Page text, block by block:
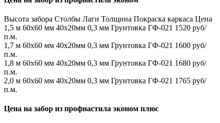
Высота забора Столбы Лаги Толщина Покраска каркаса Цена
1,5 м 60х60 мм 40х20мм 0,3 мм Грунтовка ГФ-021 1520 руб/
п.м.
1,7 м 60х60 мм 40х20мм 0,3 мм Грунтовка ГФ-021 1600 руб/
п.м.
1,8 м 60х60 мм 40х20мм 0,3 мм Грунтовка ГФ-021 1680 руб/
п.м.
2,0 м 60х60 мм 40х20мм 0,3 мм Грунтовка ГФ-021 1765 руб/
п.м.
Цена на забор из профнастила эконом плюс